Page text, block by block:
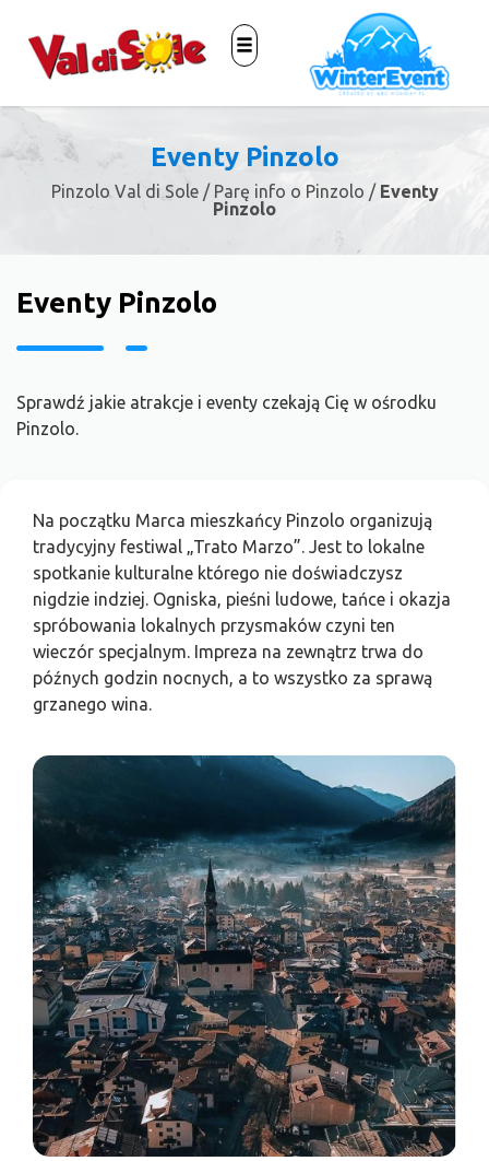
Eventy Pinzolo
Pinzolo Val di Sole/ Parę info o Pinzolo / Eventy
Pinzolo
Eventy Pinzolo
Sprawdź jakie atrakcje i eventy czekają Cię w ośrodku
Pinzolo.
Na początku Marca mieszkańcy Pinzolo organizują
tradycyjny festiwal „Trato Marzo”. Jest to lokalne
spotkanie kulturalne którego nie doświadczysz
nigdzie indziej. Ogniska, pieśni ludowe, tańce i okazja
spróbowania lokalnych przysmaków czyni ten
wieczór specjalnym. Impreza na zewnątrz trwa do
późnych godzin nocnych, a to wszystko za sprawą
grzanego wina.